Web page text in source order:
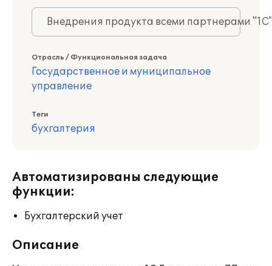
Внедрения продукта всеми партнерами
Отрасль / Функциональная задача
Государственное и муниципальное
управление
Теги
бухгалтерия
Автоматизированы следующие
функции:
Бухгалтерский учет
Описание